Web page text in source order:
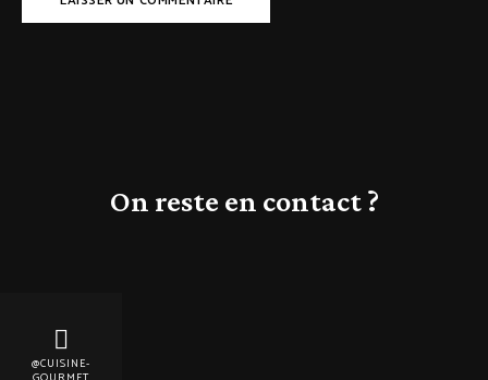
On reste en contact ?
@CUISINE-